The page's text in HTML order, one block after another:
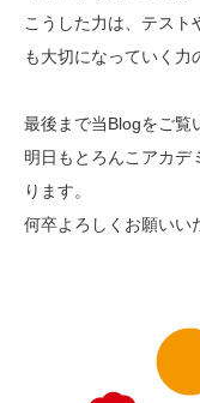
こうした力は、テスト
も大切になっていく力
最後まで当Blogをご覧
明日もとろんこアカデ
ります。
何卒よろしくお願いい